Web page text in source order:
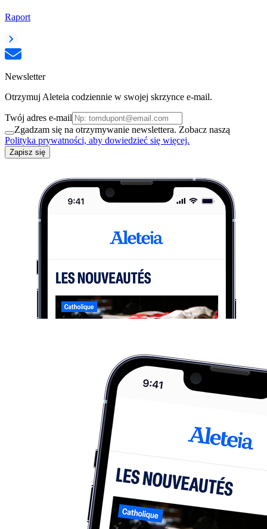
Raport
Newsletter
Otrzymuj Aleteia codziennie w swojej skrzynce e-mail.
Twój adres e-mail
Zgadzam się na otrzymywanie newslettera. Zobacz naszą
Polityka prywatności, aby dowiedzieć się więcej.
Zapisz się